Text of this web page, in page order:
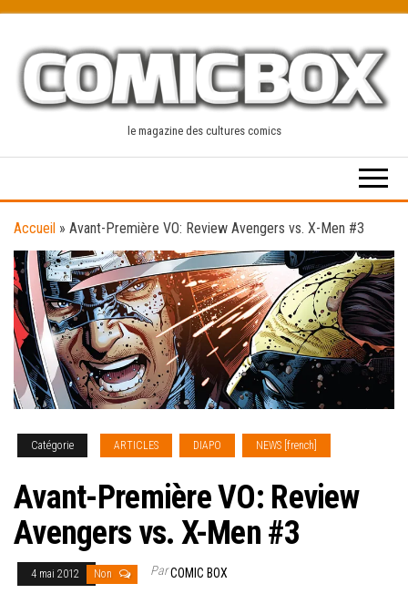
content
le magazine des cultures comics
Accueil » Avant-Première VO: Review Avengers vs. X-Men #3
Catégorie ARTICLES DIAPO NEWS [french]
Avant-Première VO: Review
Avengers vs. X-Men #3
4 mai 2012 Non ParCOMIC BOX